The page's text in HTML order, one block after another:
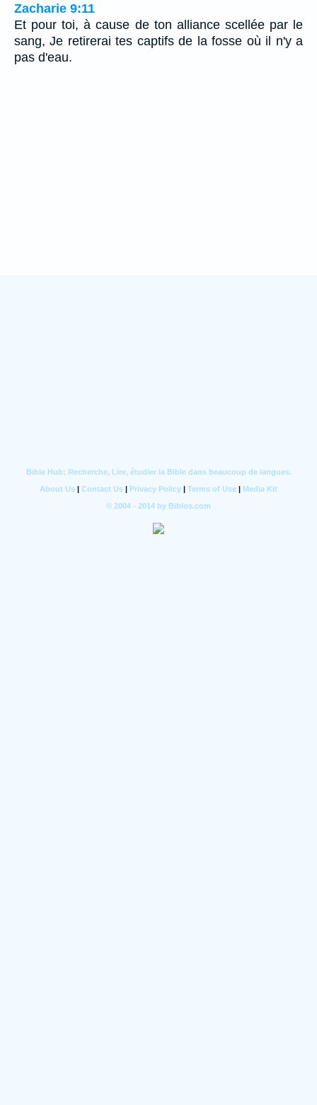
Zacharie 9:11
Et pour toi, à cause de ton alliance scellée par le
sang, Je retirerai tes captifs de la fosse où il n'y a
pas d'eau.